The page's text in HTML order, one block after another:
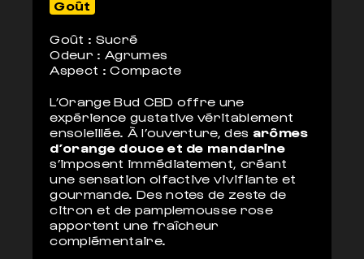
Goût
Goût : Sucré
Odeur : Agrumes
Aspect : Compacte
L’Orange Bud CBD offre une
expérience gustative véritablement
ensoleillée. À l’ouverture, des arômes
d’orange douce et de mandarine
s’imposent immédiatement, créant
une sensation olfactive vivifiante et
gourmande. Des notes de zeste de
citron et de pamplemousse rose
apportent une fraîcheur
complémentaire.